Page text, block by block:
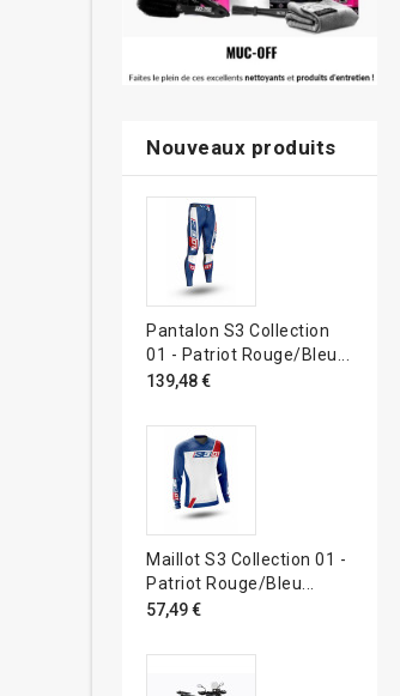
Nouveaux produits
Pantalon S3 Collection
01 - Patriot Rouge/bleu...
139,48 €
Maillot S3 Collection 01 -
Patriot Rouge/bleu...
57,49 €